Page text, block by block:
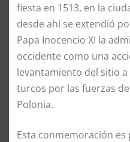
fiesta en 1513, en la
desde ahí se extendió
Papa Inocencio XI la
occidente como una
levantamiento del sitio
turcos por las fuerzas
Polonia.
Esta conmemoración